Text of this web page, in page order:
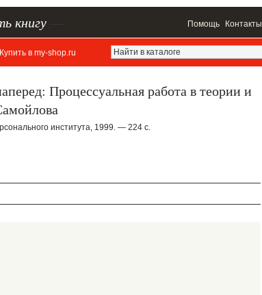
книгу Помощь Контакты
Купить в my-shop.ru
Процессуальная работа в теории и
института, 1999. — 224 с.